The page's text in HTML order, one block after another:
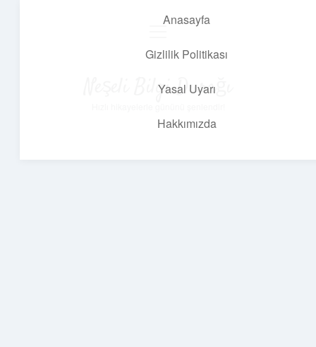
Anasayfa
Gizlilik Politikası
Yasal Uyarı
Hakkımızda
Neşeli Bilgi Durağı